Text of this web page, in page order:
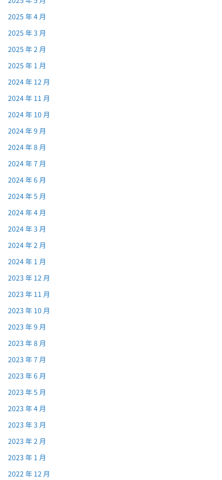
2025 年 4 月
2025 年 3 月
2025 年 2 月
2025 年 1 月
2024 年 12 月
2024 年 11 月
2024 年 10 月
2024 年 9 月
2024 年 8 月
2024 年 7 月
2024 年 6 月
2024 年 5 月
2024 年 4 月
2024 年 3 月
2024 年 2 月
2024 年 1 月
2023 年 12 月
2023 年 11 月
2023 年 10 月
2023 年 9 月
2023 年 8 月
2023 年 7 月
2023 年 6 月
2023 年 5 月
2023 年 4 月
2023 年 3 月
2023 年 2 月
2023 年 1 月
2022 年 12 月